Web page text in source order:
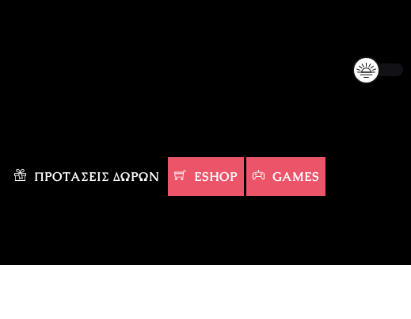
ΠΡΟΤΆΣΕΙΣ ΔΏΡΩΝ ESHOP GAMES